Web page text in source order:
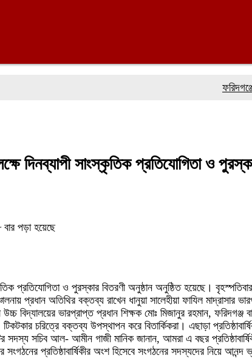
ফরিদগঞ্জে
দিনব্যাপী সাংস্কৃতিক প্রতিযোগিতা ও
পড়া হয়েছে
প্রতিযোগিতা ও পুরস্কার বিতরণী অনুষ্ঠান অনুষ্ঠিত হয়েছে।
প্রধান অতিথির বক্তব্য রাখেন ধানুয়া সালেহীয়া ফাযিল
ভারপ্রাপ্ত প্রধান শিক্ষক মোঃ মিজানুর রহমান, ফরিদগঞ্জ
টিকটকার চরিত্রে বক্তব্য উপস্থাপন করে বিতার্কিকরা। এছাড়া
সচিব আল- আমীন গাজী মানিক জানান, আমরা এ বছর প্রতিষ্ঠাবার্ষিকী
প্রতিষ্ঠাবার্ষিকীর অংশ হিসেবে সংগঠনের সদস্যদের নিয়ে